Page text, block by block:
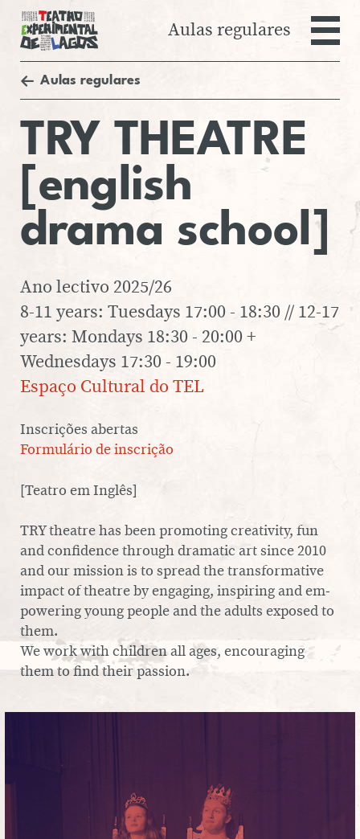
Teatro
Aulas regulares
AULAS REGULARES
Flamenco
Teatro para Jovens
TRY THEATRE
ESPECTÁCULOS
EMRAIZART 5ª EDIÇÃO
EMRAIZART 3ª EDIÇÃO
PRIMAVERA
EMRAIZART 2ª EDIÇÃO
EMRAIZART 1ª EDIÇÃO
FESTIVAL VENTANIA
SERVIÇO EDUCATIVO
PT EN
Aulas regulares
TRY THE­A­TRE
[en­glish
drama school]
Ano lectivo 2025/26
8-11 years: Tuesdays 17:00 - 18:30 // 12-17
years: Mondays 18:30 - 20:00 +
Wednesdays 17:30 - 19:00
Espaço Cultural do TEL
Inscrições abertas
Formulário de inscrição
[Teatro em Inglês]
TRY theatre has been pro­mo­ting cre­a­ti­vity, fun
and con­fi­dence through dramatic art since 2010
and our mission is to spread the trans­for­ma­tive
impact of theatre by engaging, ins­pi­ring and em­
powe­ring young people and the adults exposed to
them.
We work with children all ages, en­cou­ra­ging
them to find their passion.